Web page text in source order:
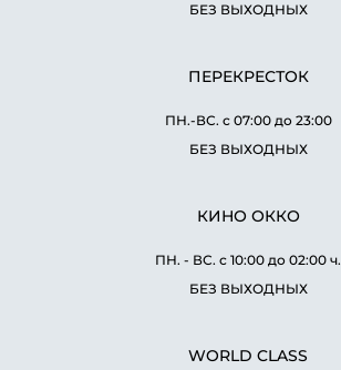
БЕЗ ВЫХОДНЫХ
ПЕРЕКРЕСТОК
ПН.-ВС. с 07:00 до 23:00
БЕЗ ВЫХОДНЫХ
КИНО ОККО
ПН. - ВС. с 10:00 до 02:00 ч.
БЕЗ ВЫХОДНЫХ
WORLD CLASS